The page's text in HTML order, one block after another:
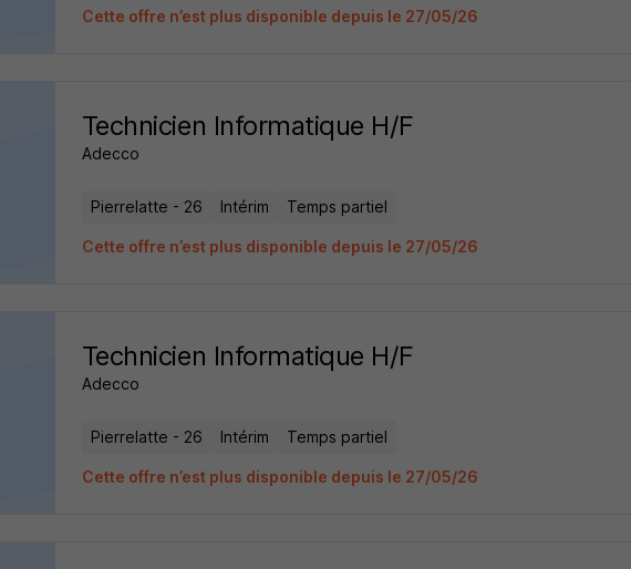
Cette offre n’est plus disponible depuis le 27/05/26
Technicien Informatique H/F
Adecco
Pierrelatte - 26 Intérim Temps partiel
Cette offre n’est plus disponible depuis le 27/05/26
Technicien Informatique H/F
Adecco
Pierrelatte - 26 Intérim Temps partiel
Cette offre n’est plus disponible depuis le 27/05/26